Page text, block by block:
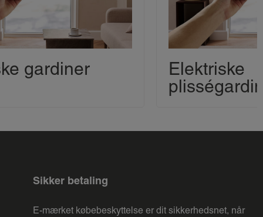
gardiner
Elektriske
Sikker betaling
E-mærket købebeskyttelse er dit sikkerhedsnet, når